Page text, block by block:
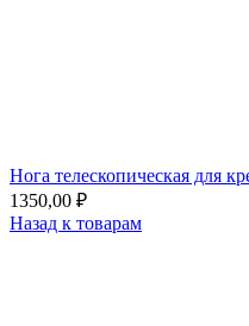
Нога телескопическая для
1350,00 ₽
Назад к товарам